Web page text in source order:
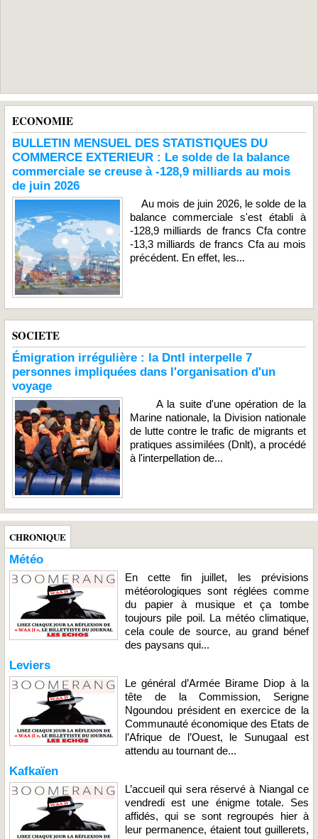
ECONOMIE
BULLETIN MENSUEL DES STATISTIQUES DU
COMMERCE EXTERIEUR : Le solde de la balance
commerciale se creuse à -128,9 milliards au mois
de juin 2026
Au mois de juin 2026, le solde de la
balance commerciale s'est établi à
-128,9 milliards de francs Cfa contre
-13,3 milliards de francs Cfa au mois
précédent. En effet, les...
SOCIETE
Émigration irrégulière : la Dntl interpelle 7
personnes impliquées dans l'organisation d'un
voyage
A la suite d'une opération de la
Marine nationale, la Division nationale
de lutte contre le trafic de migrants et
pratiques assimilées (Dnlt), a procédé
à l'interpellation de...
CHRONIQUE
Météo
En cette fin juillet, les prévisions
météorologiques sont réglées comme
du papier à musique et ça tombe
toujours pile poil. La météo climatique,
cela coule de source, au grand bénef
des paysans qui...
Leviers
Le général d’Armée Birame Diop à la
tête de la Commission, Serigne
Ngoundou président en exercice de la
Communauté économique des Etats de
l’Afrique de l’Ouest, le Sunugaal est
attendu au tournant de...
Kafkaïen
L’accueil qui sera réservé à Niangal ce
vendredi est une énigme totale. Ses
affidés, qui se sont regroupés hier à
leur permanence, étaient tout guillerets,